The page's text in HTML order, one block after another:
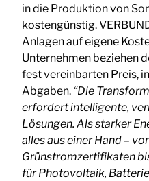
in die Produktion von
kostengünstig.
Anlagen auf eigene
Unternehmen beziehen
fest vereinbarten Preis,
Abgaben. “Die
erfordert intelligente,
Lösungen. Als starker
alles aus einer Hand –
Grünstromzertifikaten
für Photovoltaik,